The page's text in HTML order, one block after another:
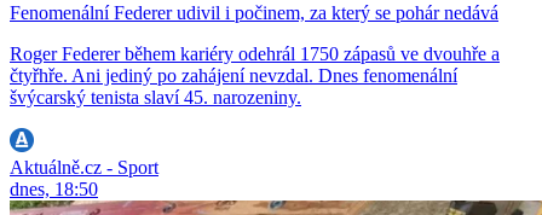
Fenomenální Federer udivil i počinem, za který se pohár nedává
Roger Federer během kariéry odehrál 1750 zápasů ve dvouhře a
čtyřhře. Ani jediný po zahájení nevzdal. Dnes fenomenální
švýcarský tenista slaví 45. narozeniny.
Aktuálně.cz - Sport
dnes, 18:50